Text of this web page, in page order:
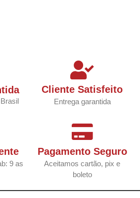
Cliente Satisfeito
Entrega garantida
9 as
Pagamento Seguro
Aceitamos cartão, pix e
boleto